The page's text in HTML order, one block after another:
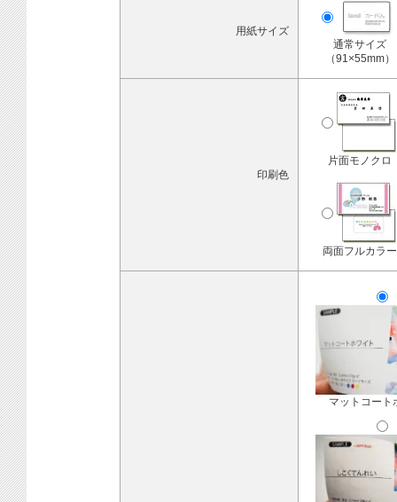
用紙サイズ
通常サイズ
（91×55mm）
印刷色
片面モノクロ
両面フルカラー
マットコート